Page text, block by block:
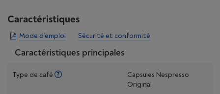
Caractéristiques
Mode d’emploi Sécurité et conformité
Caractéristiques principales
Type de café
Capsules Nespresso
Original